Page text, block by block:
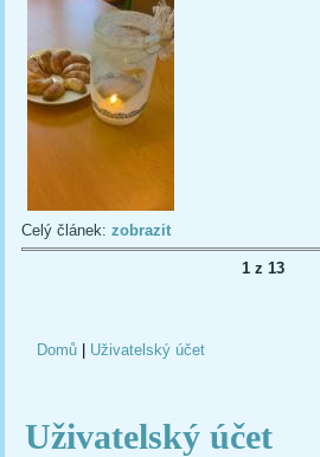
Celý článek:zobrazit
1 z 13
Domů| Uživatelský účet
Uživatelský účet